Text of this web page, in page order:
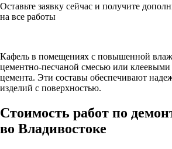
Оставьте заявку сейчас и получите
на все работы
Кафель в помещениях с повышенной
цементно-песчаной смесью или клеевыми
цемента. Эти составы обеспечивают
изделий с поверхностью.
Стоимость работ по
во Владивостоке